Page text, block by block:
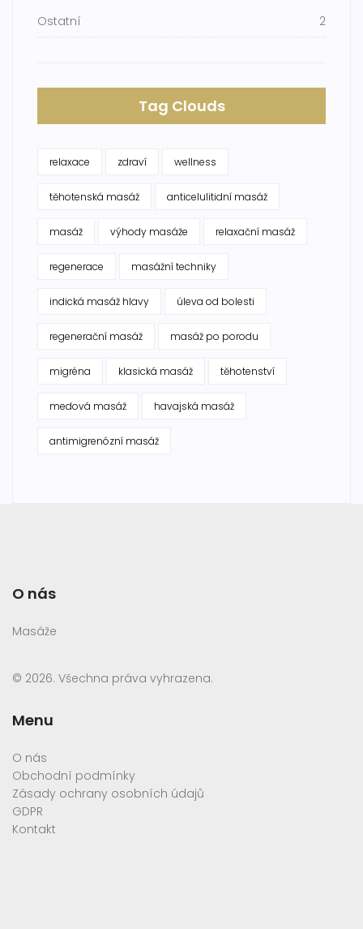
Ostatní 2
Tag Clouds
relaxace zdraví wellness
těhotenská masáž anticelulitidní masáž
masáž výhody masáže relaxační masáž
regenerace masážní techniky
indická masáž hlavy úleva od bolesti
regenerační masáž masáž po porodu
migréna klasická masáž těhotenství
medová masáž havajská masáž
antimigrenózní masáž
O nás
Masáže
© 2026. Všechna práva vyhrazena.
Menu
O nás
Obchodní podmínky
Zásady ochrany osobních údajů
GDPR
Kontakt